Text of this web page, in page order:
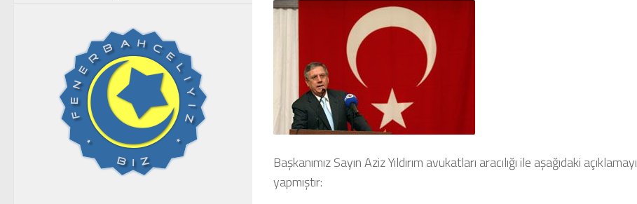
Başkanımız Sayın Aziz Yıldırım avukatları aracılığı ile aşağıdaki açıklamayı
yapmıştır: